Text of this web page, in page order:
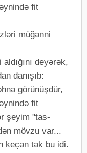
fit
müğənni
deyərək,
danışıb:
görünüşdür,
fit
şeyim "tas-
mövzu var...
keçən tək bu idi.